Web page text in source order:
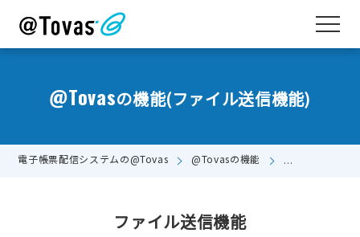
@Tovasの機能(ファイル送信機能)
電子帳票配信システムの@Tovas @Tovasの機能
ファイル送信機能